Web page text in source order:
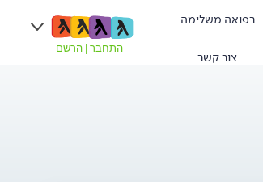
רפואה משלימה
צור קשר
התחבר הרשם